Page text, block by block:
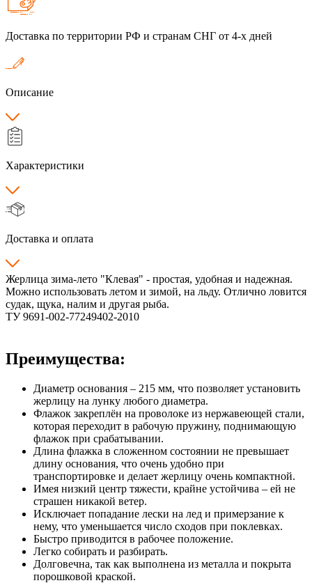
Доставка по территории РФ и странам СНГ от 4-х дней
Описание
Характеристики
Доставка и оплата
Жерлица зима-лето "Клевая" - простая, удобная и надежная.
Можно использовать летом и зимой, на льду. Отлично ловится
судак, щука, налим и другая рыба.
ТУ 9691-002-77249402-2010
Преимущества:
Диаметр основания – 215 мм, что позволяет установить
жерлицу на лунку любого диаметра.
Флажок закреплён на проволоке из нержавеющей стали,
которая переходит в рабочую пружину, поднимающую
флажок при срабатывании.
Длина флажка в сложенном состоянии не превышает
длину основания, что очень удобно при
транспортировке и делает жерлицу очень компактной.
Имея низкий центр тяжести, крайне устойчива – ей не
страшен никакой ветер.
Исключает попадание лески на лед и примерзание к
нему, что уменьшается число сходов при поклевках.
Быстро приводится в рабочее положение.
Легко собирать и разбирать.
Долговечна, так как выполнена из металла и покрыта
порошковой краской.